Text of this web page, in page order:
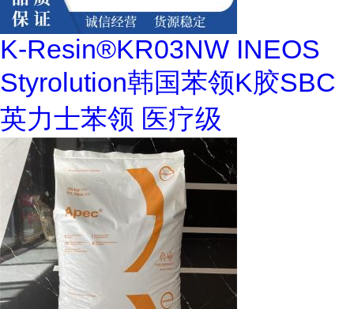
K-Resin®KR03NW INEOS
Styrolution韩国苯领K胶SBC
英力士苯领 医疗级